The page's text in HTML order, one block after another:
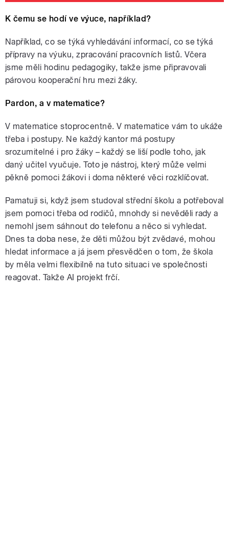
K čemu se hodí ve výuce, například?
Například, co se týká vyhledávání informací, co se týká
přípravy na výuku, zpracování pracovních listů. Včera
jsme měli hodinu pedagogiky, takže jsme připravovali
párovou kooperační hru mezi žáky.
Pardon, a v matematice?
V matematice stoprocentně. V matematice vám to ukáže
třeba i postupy. Ne každý kantor má postupy
srozumitelné i pro žáky – každý se liší podle toho, jak
daný učitel vyučuje. Toto je nástroj, který může velmi
pěkně pomoci žákovi i doma některé věci rozklíčovat.
Pamatuji si, když jsem studoval střední školu a potřeboval
jsem pomoci třeba od rodičů, mnohdy si nevěděli rady a
nemohl jsem sáhnout do telefonu a něco si vyhledat.
Dnes ta doba nese, že děti můžou být zvědavé, mohou
hledat informace a já jsem přesvědčen o tom, že škola
by měla velmi flexibilně na tuto situaci ve společnosti
reagovat. Takže AI projekt frčí.